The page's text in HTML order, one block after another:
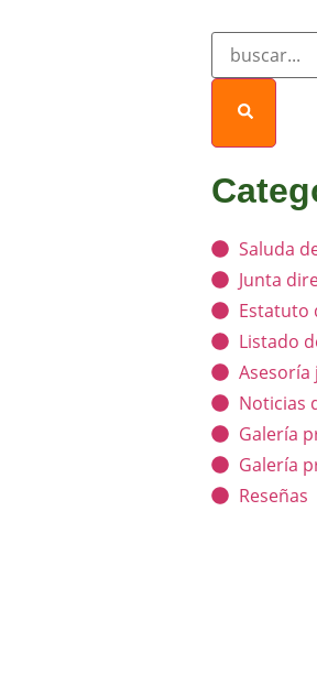
Saluda
Junta
Estatuto
Listado
Asesoría
Noticias
Galería
Galería
Reseñas